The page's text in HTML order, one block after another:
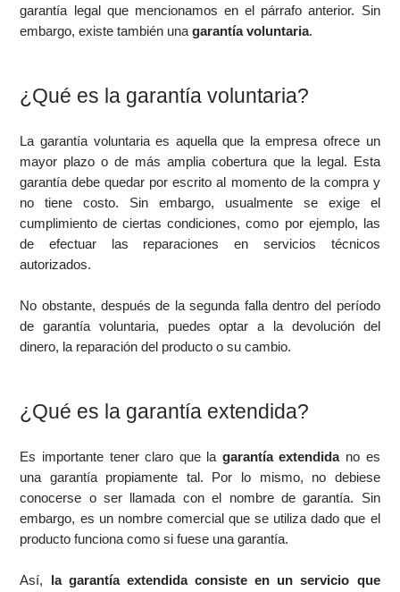
garantía legal que mencionamos en el párrafo anterior. Sin
embargo, existe también unagarantía voluntaria.
¿Qué es la garantía voluntaria?
La garantía voluntaria es aquella que la empresa ofrece un
mayor plazo o de más amplia cobertura que la legal. Esta
garantía debe quedar por escrito al momento de la compra y
no tiene costo. Sin embargo, usualmente se exige el
cumplimiento de ciertas condiciones, como por ejemplo, las
de efectuar las reparaciones en servicios técnicos
autorizados.
No obstante, después de la segunda falla dentro del período
de garantía voluntaria, puedes optar a la devolución del
dinero, la reparación del producto o su cambio.
¿Qué es la garantía extendida?
Es importante tener claro que la garantía extendidano es
una garantía propiamente tal. Por lo mismo, no debiese
conocerse o ser llamada con el nombre de garantía. Sin
embargo, es un nombre comercial que se utiliza dado que el
producto funciona como si fuese una garantía.
Así, la garantía extendida consiste en un servicio que